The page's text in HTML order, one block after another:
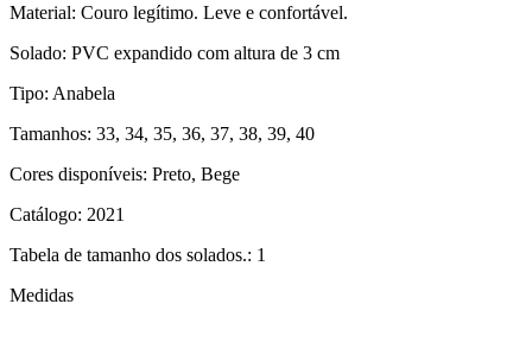
Material: Couro legítimo. Leve e confortável.
Solado: PVC expandido com altura de 3 cm
Tipo: Anabela
Tamanhos: 33, 34, 35, 36, 37, 38, 39, 40
Cores disponíveis: Preto, Bege
Catálogo: 2021
Tabela de tamanho dos solados.: 1
Medidas